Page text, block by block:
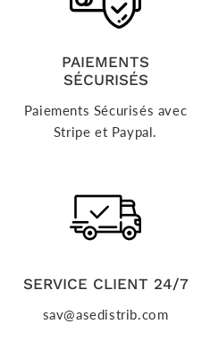
PAIEMENTS
SÉCURISÉS
Paiements Sécurisés avec
Stripe et Paypal.
SERVICE CLIENT 24/7
sav@asedistrib.com